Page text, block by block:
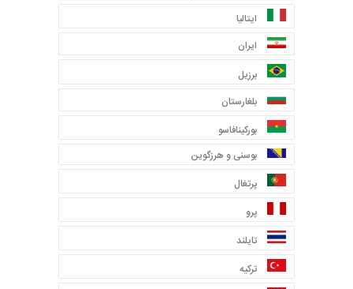
ایتالیا
ایران
برزیل
بلغارستان
بورکینافاسو
بوسنی و هرزگوین
پرتغال
پرو
تایلند
ترکیه